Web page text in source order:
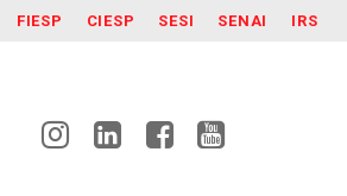
FIESP CIESP SESI SENAI IRS